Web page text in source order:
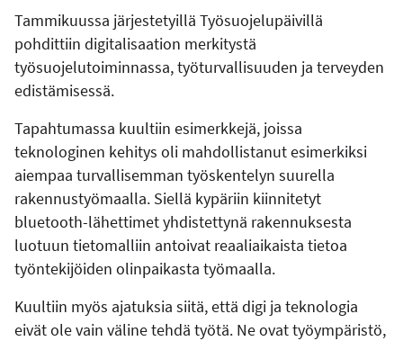
Tammikuussa järjestetyillä Työsuojelupäivillä
pohdittiin digitalisaation merkitystä
työsuojelutoiminnassa, työturvallisuuden ja terveyden
edistämisessä.
Tapahtumassa kuultiin esimerkkejä, joissa
teknologinen kehitys oli mahdollistanut esimerkiksi
aiempaa turvallisemman työskentelyn suurella
rakennustyömaalla. Siellä kypäriin kiinnitetyt
bluetooth-lähettimet yhdistettynä rakennuksesta
luotuun tietomalliin antoivat reaaliaikaista tietoa
työntekijöiden olinpaikasta työmaalla.
Kuultiin myös ajatuksia siitä, että digi ja teknologia
eivät ole vain väline tehdä työtä. Ne ovat työympäristö,